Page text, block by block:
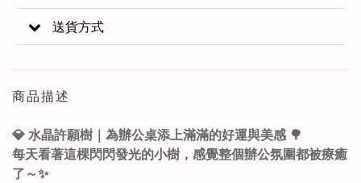
送貨方式
商品描述
💎 水晶許願樹｜為辦公桌添上滿滿的好運與美感 🌳
每天看著這棵閃閃發光的小樹，感覺整個辦公氛圍都被療癒
了～✨